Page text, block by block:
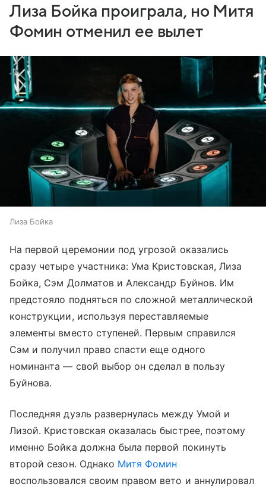
Лиза Бойка проиграла, но Митя
Фомин отменил ее вылет
Лиза Бойка
На первой церемонии под угрозой оказались
сразу четыре участника: Ума Кристовская, Лиза
Бойка, Сэм Долматов и Александр Буйнов. Им
предстояло подняться по сложной металлической
конструкции, используя переставляемые
элементы вместо ступеней. Первым справился
Сэм и получил право спасти еще одного
номинанта — свой выбор он сделал в пользу
Буйнова.
Последняя дуэль развернулась между Умой и
Лизой. Кристовская оказалась быстрее, поэтому
именно Бойка должна была первой покинуть
второй сезон. Однако Митя Фомин
воспользовался своим правом вето и аннулировал